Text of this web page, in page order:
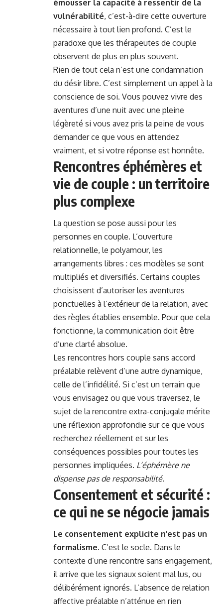
émousser la capacité à ressentir de la
vulnérabilité, c’est-à-dire cette ouverture
nécessaire à tout lien profond. C’est le
paradoxe que les thérapeutes de couple
observent de plus en plus souvent.
Rien de tout cela n’est une condamnation
du désir libre. C’est simplement un appel à la
conscience de soi. Vous pouvez vivre des
aventures d’une nuit avec une pleine
légèreté si vous avez pris la peine de vous
demander ce que vous en attendez
vraiment, et si votre réponse est honnête.
Rencontres éphémères et
vie de couple : un territoire
plus complexe
La question se pose aussi pour les
personnes en couple. L’ouverture
relationnelle, le polyamour, les
arrangements libres : ces modèles se sont
multipliés et diversifiés. Certains couples
choisissent d’autoriser les aventures
ponctuelles à l’extérieur de la relation, avec
des règles établies ensemble. Pour que cela
fonctionne, la communication doit être
d’une clarté absolue.
Les rencontres hors couple sans accord
préalable relèvent d’une autre dynamique,
celle de l’infidélité. Si c’est un terrain que
vous envisagez ou que vous traversez, le
sujet de la rencontre extra-conjugale mérite
une réflexion approfondie sur ce que vous
recherchez réellement et sur les
conséquences possibles pour toutes les
personnes impliquées. L’éphémère ne
dispense pas de responsabilité.
Consentement et sécurité :
ce qui ne se négocie jamais
Le consentement explicite n’est pas un
formalisme. C’est le socle. Dans le
contexte d’une rencontre sans engagement,
il arrive que les signaux soient mal lus, ou
délibérément ignorés. L’absence de relation
affective préalable n’atténue en rien